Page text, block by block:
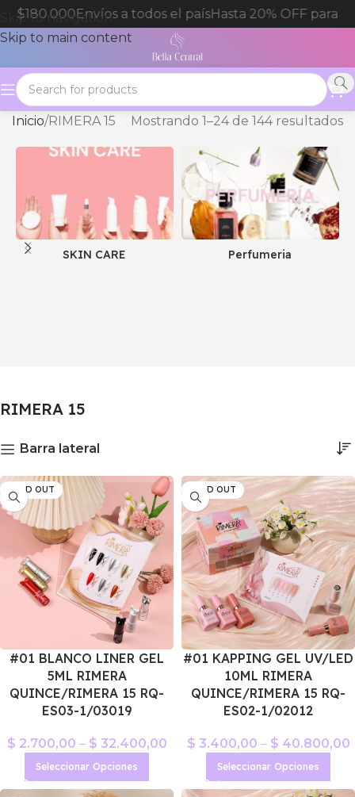
Skip to navigation
Skip to main content
Envíos a todos el paísHasta 20% OFF para
Inicio RIMERA 15 Mostrando 1–24 de 144 resultados
SKIN CARE Perfumeria
RIMERA 15
Barra lateral
SOLD OUT
#01 BLANCO LINER GEL
5ML RIMERA
QUINCE/RIMERA 15 RQ-
ES03-1/03019
$ 2.700,00 – $ 32.400,00
Seleccionar Opciones
SOLD OUT
#01 KAPPING GEL UV/LED
10ML RIMERA
QUINCE/RIMERA 15 RQ-
ES02-1/02012
$ 3.400,00 – $ 40.800,00
Seleccionar Opciones